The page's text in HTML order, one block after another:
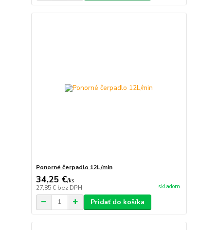
Ponorné čerpadlo 12L/min
34,25 €/ks
27,85 € bez DPH skladom
Pridať do košíka